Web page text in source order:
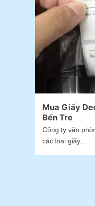
Mua Giấy
Bến Tre
Công ty văn
các loại giấy...